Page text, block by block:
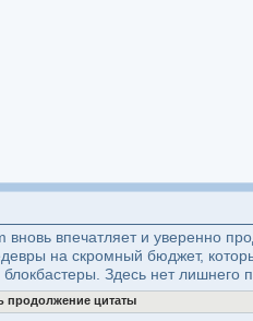
впечатляет и уверенно
на скромный бюджет,
Здесь нет
продолжение цитаты